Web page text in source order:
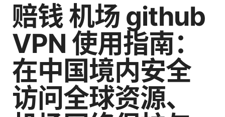
赔钱 机场 github
VPN 使用指南：
在中国境内安全
访问全球资源、